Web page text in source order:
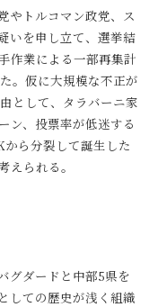
やトルコマン政党、ス
いを申し立て、選挙結
作業による一部再集計
。仮に大規模な不正が
として、タラバーニ家
ン、投票率が低迷する
ら分裂して誕生した
えられる。
グダードと中部5県を
しての歴史が浅く組織